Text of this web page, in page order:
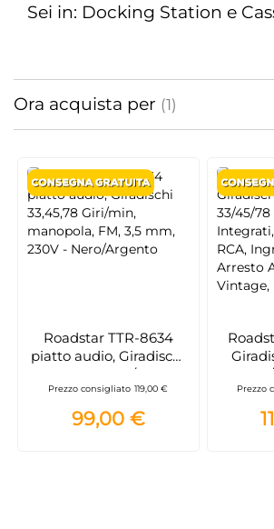
Roadstar TTR-8634
piatto audio, Giradischi
33,45,78 Giri/min,
manopola, FM, 3,5 mm,
230V - Nero/Argento
Prezzo consigliato 119,00 €
99,00 €
Prezzo
Sei in: Docking Station e
Ora acquista per